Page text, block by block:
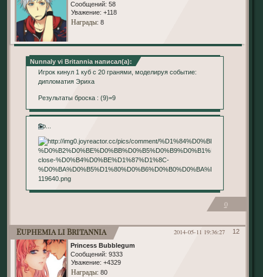
Сообщений: 58
Уважение: +118
Награды: 8
Nunnaly vi Britannia написал(а):
Игрок кинул 1 куб с 20 гранями, моделируя событие:
дипломатия Эриха
Результаты броска : (9)=9
So...
0
12
2014-05-11 19:36:27
Euphemia li Britannia
Princess Bubblegum
Сообщений: 9333
Уважение: +4329
Награды: 80